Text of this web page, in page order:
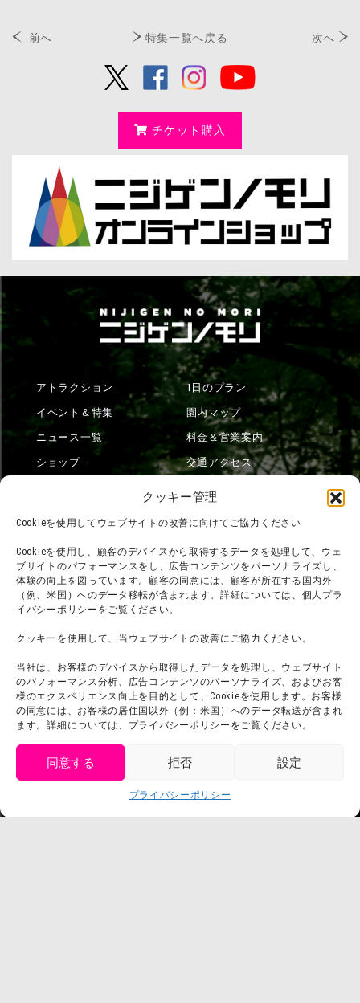
クッキー管理
Cookieを使用してウェブサイトの改善に向けてご協力ください
Cookieを使用し、顧客のデバイスから取得するデータを処理して、ウェ
ブサイトのパフォーマンスをし、広告コンテンツをパーソナライズし、
体験の向上を図っています。顧客の同意には、顧客が所在する国内外
（例、米国）へのデータ移転が含まれます。詳細については、個人プラ
イバシーポリシーをご覧ください。
クッキーを使用して、当ウェブサイトの改善にご協力ください。
当社は、お客様のデバイスから取得したデータを処理し、ウェブサイト
のパフォーマンス分析、広告コンテンツのパーソナライズ、およびお客
様のエクスペリエンス向上を目的として、Cookieを使用します。お客様
の同意には、お客様の居住国以外（例：米国）へのデータ転送が含まれ
ます。詳細については、プライバシーポリシーをご覧ください。
同意する 拒否 設定
プライバシーポリシー
前へ 特集一覧へ戻る 次へ
チケット購入
アトラクション
イベント＆特集
ニュース一覧
ショップ
1日のプラン
園内マップ
料金＆営業案内
交通アクセス
団体利用について
お問い合わせ
利用規約
プライバシーポリシー
プレスリリース
メディア掲載実績
会社概要
スタッフ募集